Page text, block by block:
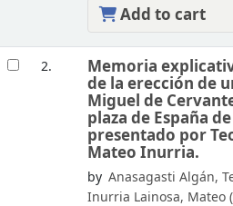
Add to cart
2. Memoria
de la erección de
Miguel de
plaza de España
presentado por
Mateo Inurria.
by Anasagasti Algán,
Inurria Lainosa, Mateo (